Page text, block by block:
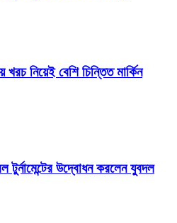
নিয়েই বেশি চিন্তিত মার্কিন
টুর্নামেন্টের উদ্বোধন করলেন যুবদল